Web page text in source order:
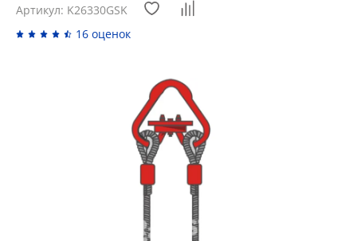
Артикул: K26330GSK
16 оценок